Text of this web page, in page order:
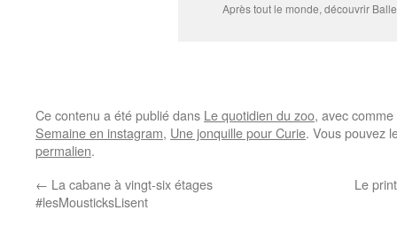
Après tout le monde, découvrir
Ce contenu a été publié dans Le quotidien du zoo, avec
Semaine en instagram, Une jonquille pour Curie. Vous pouvez
permalien.
← La cabane à vingt-six étages
#lesMousticksLisent
Le